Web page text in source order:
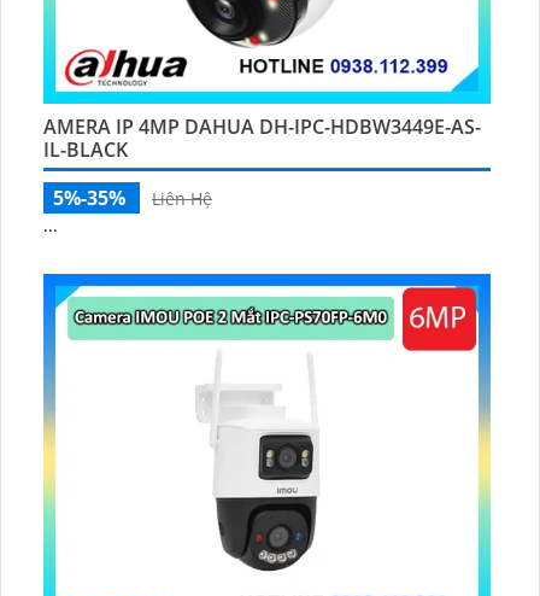
AMERA IP 4MP DAHUA DH-IPC-HDBW3449E-AS-
IL-BLACK
5%-35%
Liên Hệ
...